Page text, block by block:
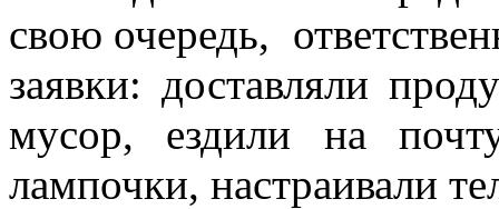
свою очередь,
заявки: доставляли
мусор, ездили на
лампочки, настраивали